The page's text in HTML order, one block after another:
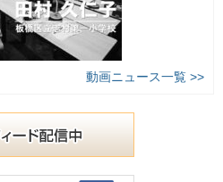
動画ニュース一覧 >>